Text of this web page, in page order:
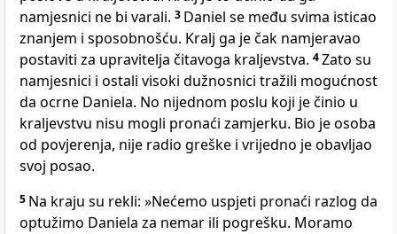
namjesnici ne bi varali. 3 Daniel se među svima isticao
znanjem i sposobnošću. Kralj ga je čak namjeravao
postaviti za upravitelja čitavoga kraljevstva. 4Zato su
namjesnici i ostali visoki dužnosnici tražili mogućnost
da ocrne Daniela. No nijednom poslu koji je činio u
kraljevstvu nisu mogli pronaći zamjerku. Bio je osoba
od povjerenja, nije radio greške i vrijedno je obavljao
svoj posao.
5 Na kraju su rekli: »Nećemo uspjeti pronaći razlog da
optužimo Daniela za nemar ili pogrešku. Moramo